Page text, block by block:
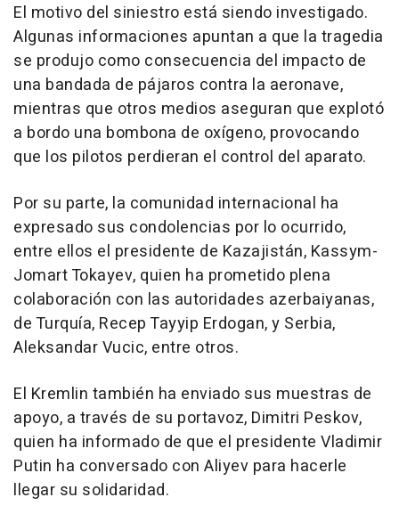
El motivo del siniestro está siendo investigado.
Algunas informaciones apuntan a que la tragedia
se produjo como consecuencia del impacto de
una bandada de pájaros contra la aeronave,
mientras que otros medios aseguran que explotó
a bordo una bombona de oxígeno, provocando
que los pilotos perdieran el control del aparato.
Por su parte, la comunidad internacional ha
expresado sus condolencias por lo ocurrido,
entre ellos el presidente de Kazajistán, Kassym-
Jomart Tokayev, quien ha prometido plena
colaboración con las autoridades azerbaiyanas,
de Turquía, Recep Tayyip Erdogan, y Serbia,
Aleksandar Vucic, entre otros.
El Kremlin también ha enviado sus muestras de
apoyo, a través de su portavoz, Dimitri Peskov,
quien ha informado de que el presidente Vladimir
Putin ha conversado con Aliyev para hacerle
llegar su solidaridad.